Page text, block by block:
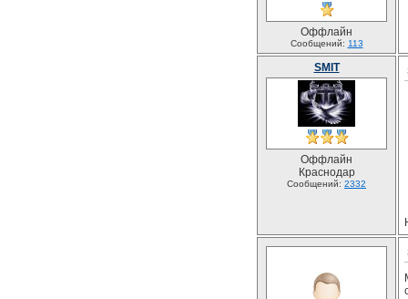
Оффлайн
Сообщений: 113
SMIT
Оффлайн
Краснодар
Сообщений: 2332